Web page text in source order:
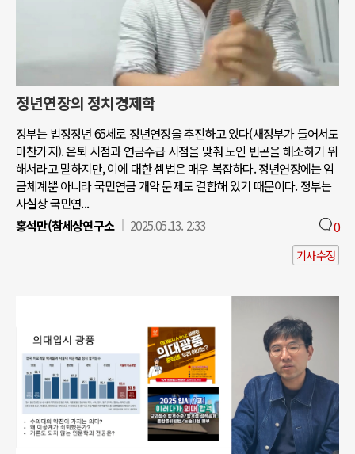
정년연장의 정치경제학
정부는 법정정년 65세로 정년연장을 추진하고 있다(새정부가 들어서도
마찬가지). 은퇴 시점과 연금수급 시점을 맞춰 노인 빈곤을 해소하기 위
해서라고 말하지만, 이에 대한 셈법은 매우 복잡하다. 정년연장에는 임
금체계뿐 아니라 국민연금 개악 문제도 결합해 있기 때문이다. 정부는
사실상 국민연...
홍석만(참세상연구소
2025.05.13. 2:33 0
기사수정